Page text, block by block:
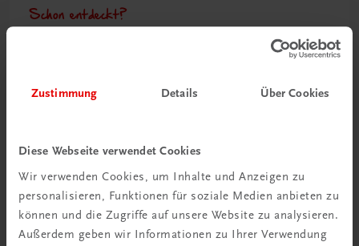
Zustimmung Details Über Cookies
Diese Webseite verwendet Cookies
Wir verwenden Cookies, um Inhalte und Anzeigen zu
personalisieren, Funktionen für soziale Medien anbieten zu
können und die Zugriffe auf unsere Website zu analysieren.
Außerdem geben wir Informationen zu Ihrer Verwendung
Schon entdeckt?